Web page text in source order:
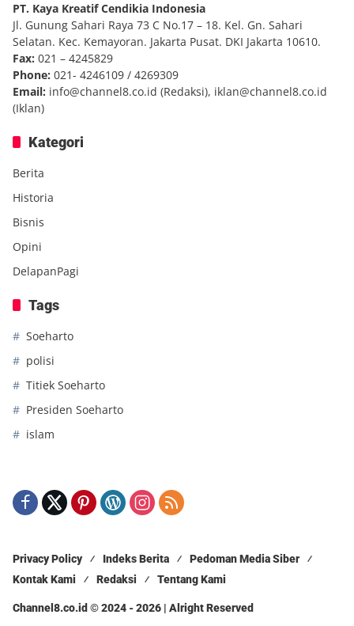
PT. Kaya Kreatif Cendikia Indonesia
Jl. Gunung Sahari Raya 73 C No.17 – 18. Kel. Gn. Sahari
Selatan. Kec. Kemayoran. Jakarta Pusat. DKI Jakarta 10610.
Fax: 021 – 4245829
Phone: 021- 4246109 / 4269309
Email: info@channel8.co.id (Redaksi), iklan@channel8.co.id
(Iklan)
Kategori
Berita
Historia
Bisnis
Opini
DelapanPagi
Tags
Soeharto
polisi
Titiek Soeharto
Presiden Soeharto
islam
Privacy Policy Indeks Berita
Pedoman Media Siber
Kontak Kami
Redaksi Tentang Kami
Channel8.co.id © 2024 - 2026 | Alright Reserved